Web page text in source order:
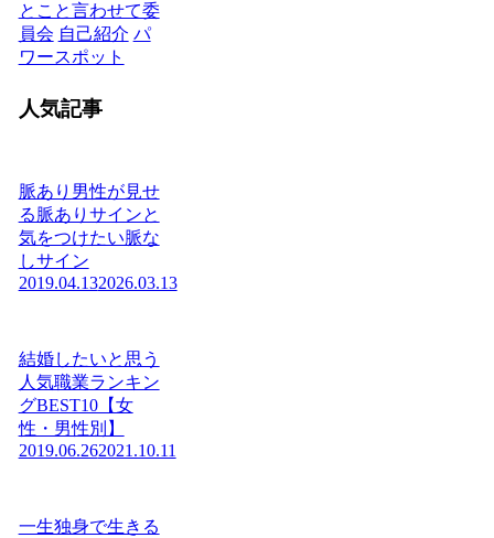
とこと言わせて委
員会 自己紹介 パ
ワースポット
人気記事
脈あり男性が見せ
る脈ありサインと
気をつけたい脈な
しサイン
2019.04.132026.03.13
結婚したいと思う
人気職業ランキン
グBEST10【女
性・男性別】
2019.06.262021.10.11
一生独身で生きる